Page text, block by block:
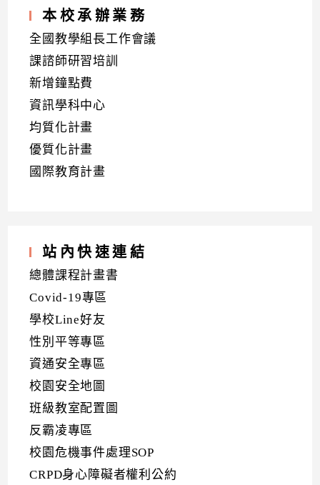
本校承辦業務
全國教學組長工作會議
課諮師研習培訓
新增鐘點費
資訊學科中心
均質化計畫
優質化計畫
國際教育計畫
站內快速連結
總體課程計畫書
Covid-19專區
學校Line好友
性別平等專區
資通安全專區
校園安全地圖
班級教室配置圖
反霸凌專區
校園危機事件處理SOP
CRPD身心障礙者權利公約